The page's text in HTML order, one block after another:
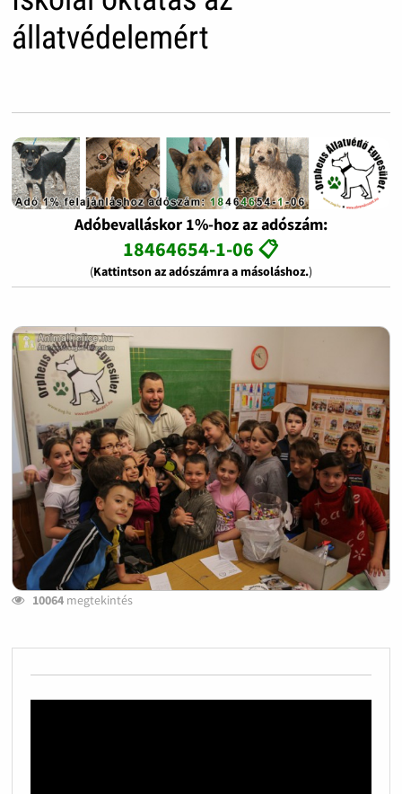
állatvédelemért
Adóbevalláskor 1%-hoz az adószám:
18464654-1-06 📋
(Kattintson az adószámra a másoláshoz.)
10064megtekintés